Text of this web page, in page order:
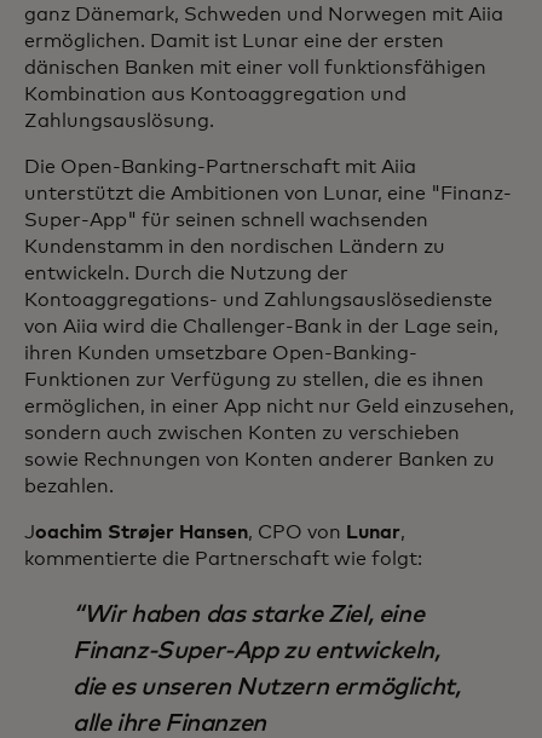
ganz Dänemark, Schweden und Norwegen mit Aiia
ermöglichen. Damit ist Lunar eine der ersten
dänischen Banken mit einer voll funktionsfähigen
Kombination aus Kontoaggregation und
Zahlungsauslösung.
Die Open-Banking-Partnerschaft mit Aiia
unterstützt die Ambitionen von Lunar, eine "Finanz-
Super-App" für seinen schnell wachsenden
Kundenstamm in den nordischen Ländern zu
entwickeln. Durch die Nutzung der
Kontoaggregations- und Zahlungsauslösedienste
von Aiia wird die Challenger-Bank in der Lage sein,
ihren Kunden umsetzbare Open-Banking-
Funktionen zur Verfügung zu stellen, die es ihnen
ermöglichen, in einer App nicht nur Geld einzusehen,
sondern auch zwischen Konten zu verschieben
sowie Rechnungen von Konten anderer Banken zu
bezahlen.
Joachim Strøjer Hansen, CPO von Lunar,
kommentierte die Partnerschaft wie folgt:
Wir haben das starke Ziel, eine
Finanz-Super-App zu entwickeln,
die es unseren Nutzern ermöglicht,
alle ihre Finanzen